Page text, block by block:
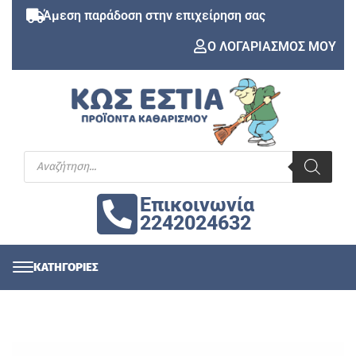
Άμεση παράδοση στην επιχείρηση σας
Ο ΛΟΓΑΡΙΑΣΜΟΣ ΜΟΥ
Επικοινωνία
2242024632